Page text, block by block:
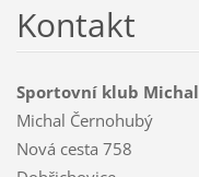
Kontakt
Sportovní klub Michal
Michal Černohubý
Nová cesta 758